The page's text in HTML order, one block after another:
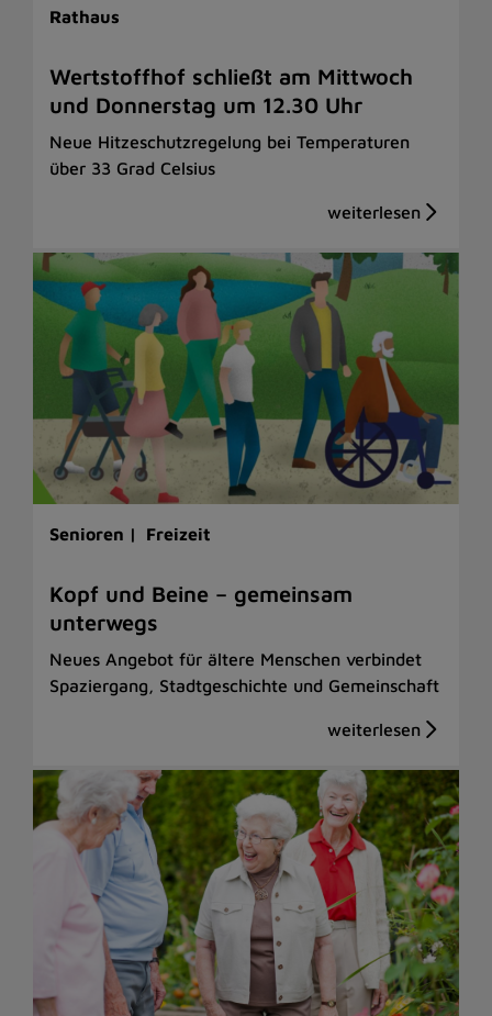
Rathaus
Wertstoffhof schließt am Mittwoch
und Donnerstag um 12.30 Uhr
Neue Hitzeschutzregelung bei Temperaturen
über 33 Grad Celsius
Senioren | Freizeit
Kopf und Beine – gemeinsam
unterwegs
Neues Angebot für ältere Menschen verbindet
Spaziergang, Stadtgeschichte und Gemeinschaft